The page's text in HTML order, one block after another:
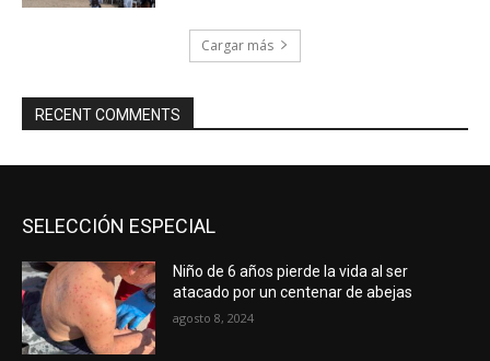
Cargar más
RECENT COMMENTS
SELECCIÓN ESPECIAL
Niño de 6 años pierde la vida al ser
atacado por un centenar de abejas
agosto 8, 2024